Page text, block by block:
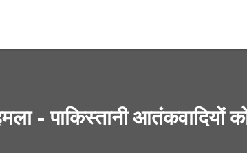
- पाकिस्तानी आतंकवादियों